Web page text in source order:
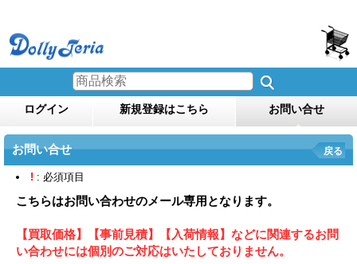
ログイン 新規登録はこちら お問い合せ
お問い合せ 戻る
! : 必須項目
こちらはお問い合わせのメール専用となります。
【買取価格】【事前見積】【入荷情報】などに関連するお問
い合わせには個別のご対応はいたしておりません。